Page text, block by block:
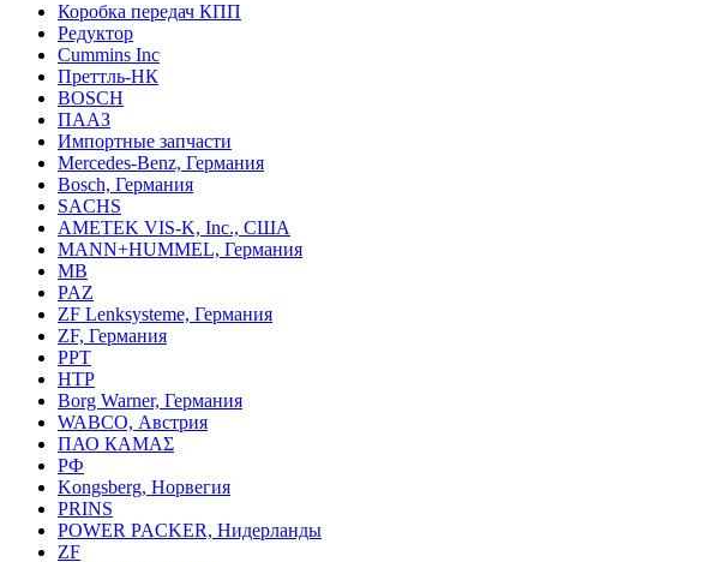
Коробка передач КПП
Редуктор
Cummins Inc
Преттль-НК
BOSCH
ПААЗ
Импортные запчасти
Mercedes-Benz, Германия
Bosch, Германия
SACHS
AMETEK VIS-K, Inc., США
MANN+HUMMEL, Германия
MB
PAZ
ZF Lenksysteme, Германия
ZF, Германия
PPT
HTP
Borg Warner, Германия
WABCO, Австрия
ПАО КАМАΣ
РФ
Kongsberg, Норвегия
PRINS
POWER PACKER, Нидерланды
ZF